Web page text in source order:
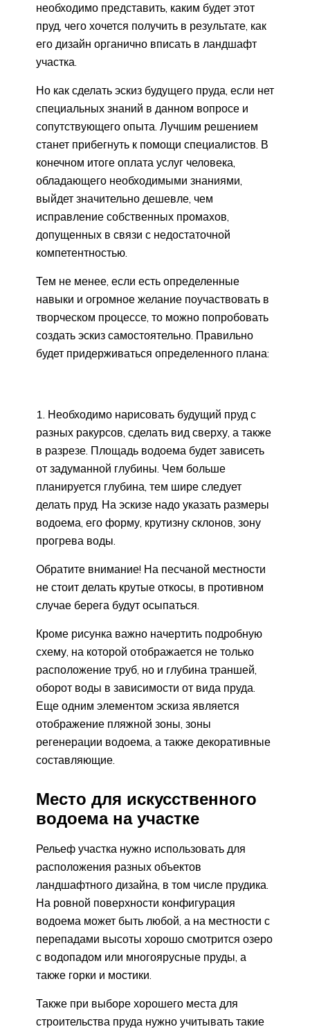
необходимо представить, каким будет этот
пруд, чего хочется получить в результате, как
его дизайн органично вписать в ландшафт
участка.
Но как сделать эскиз будущего пруда, если нет
специальных знаний в данном вопросе и
сопутствующего опыта. Лучшим решением
станет прибегнуть к помощи специалистов. В
конечном итоге оплата услуг человека,
обладающего необходимыми знаниями,
выйдет значительно дешевле, чем
исправление собственных промахов,
допущенных в связи с недостаточной
компетентностью.
Тем не менее, если есть определенные
навыки и огромное желание поучаствовать в
творческом процессе, то можно попробовать
создать эскиз самостоятельно. Правильно
будет придерживаться определенного плана:
Необходимо нарисовать будущий пруд с
разных ракурсов, сделать вид сверху, а также
в разрезе. Площадь водоема будет зависеть
от задуманной глубины. Чем больше
планируется глубина, тем шире следует
делать пруд. На эскизе надо указать размеры
водоема, его форму, крутизну склонов, зону
прогрева воды.
Обратите внимание! На песчаной местности
не стоит делать крутые откосы, в противном
случае берега будут осыпаться.
Кроме рисунка важно начертить подробную
схему, на которой отображается не только
расположение труб, но и глубина траншей,
оборот воды в зависимости от вида пруда.
Еще одним элементом эскиза является
отображение пляжной зоны, зоны
регенерации водоема, а также декоративные
составляющие.
Место для искусственного
водоема на участке
Рельеф участка нужно использовать для
расположения разных объектов
ландшафтного дизайна, в том числе прудика.
На ровной поверхности конфигурация
водоема может быть любой, а на местности с
перепадами высоты хорошо смотрится озеро
с водопадом или многоярусные пруды, а
также горки и мостики.
Также при выборе хорошего места для
строительства пруда нужно учитывать такие